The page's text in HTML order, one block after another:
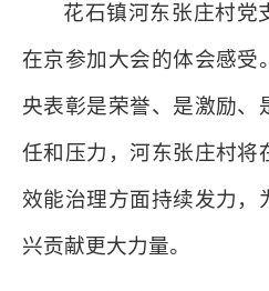
花石镇河东张庄村党
在京参加大会的体会感受
央表彰是荣誉、是激励、
任和压力，河东张庄村将
效能治理方面持续发力，
兴贡献更大力量。